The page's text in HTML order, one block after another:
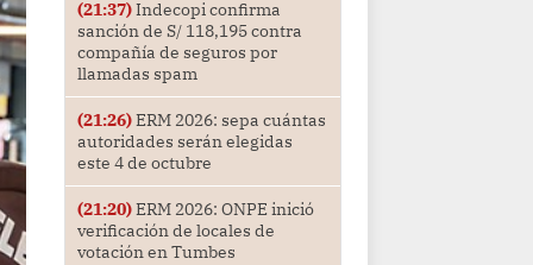
(21:37)Indecopi confirma
sanción de S/ 118,195 contra
compañía de seguros por
llamadas spam
(21:26)ERM 2026: sepa cuántas
autoridades serán elegidas
este 4 de octubre
(21:20)ERM 2026: ONPE inició
verificación de locales de
votación en Tumbes